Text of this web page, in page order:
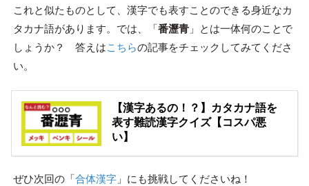
これと似たものとして、漢字でも表すことのできる身近なカ
タカナ語があります。では、「番瀝青」とは一体何のことで
しょうか？ 答えはこちらの記事をチェックしてみてくださ
い。
【漢字あるの！？】カタカナ語を
表す難読漢字クイズ【コスパ悪
い】
ぜひ次回の「合体漢字」にも挑戦してくださいね！